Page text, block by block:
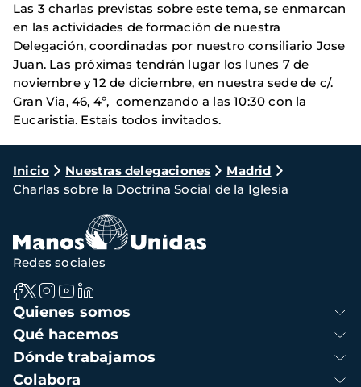
Las 3 charlas previstas sobre este tema, se enmarcan
en las actividades de formación de nuestra
Delegación, coordinadas por nuestro consiliario Jose
Juan. Las próximas tendrán lugar los lunes 7 de
noviembre y 12 de diciembre, en nuestra sede de c/.
Gran Via, 46, 4º, comenzando a las 10:30 con la
Eucaristia. Estais todos invitados.
Ruta
de
navegación
Inicio Nuestras delegaciones
Madrid
Charlas sobre la Doctrina Social de la Iglesia
Navegación
principal
Quienes somos
Qué hacemos
Dónde trabajamos
Colabora
Redes sociales